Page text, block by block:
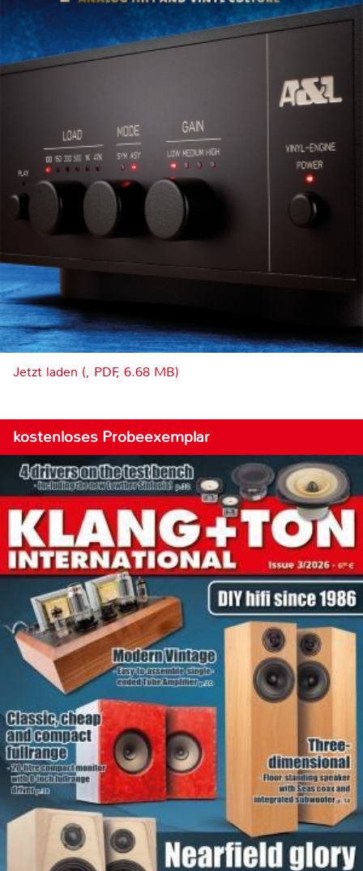
Jetzt laden (, PDF, 6.68 MB)
kostenloses Probeexemplar